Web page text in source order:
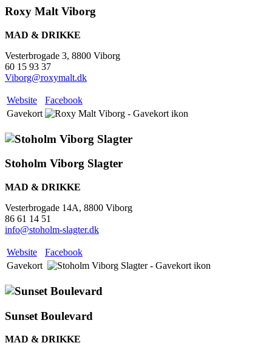
Roxy Malt Viborg
MAD & DRIKKE
Vesterbrogade 3, 8800 Viborg
60 15 93 37
Viborg@roxymalt.dk
Website
Facebook
Gavekort
Stoholm Viborg Slagter
MAD & DRIKKE
Vesterbrogade 14A, 8800 Viborg
86 61 14 51
info@stoholm-slagter.dk
Website
Facebook
Gavekort
Sunset Boulevard
MAD & DRIKKE